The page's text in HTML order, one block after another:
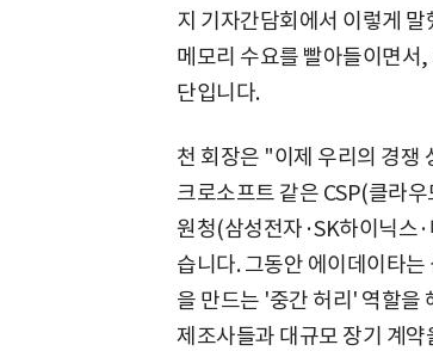
지 기자간담회에서 이렇게
메모리 수요를 빨아들이면서
단입니다.
천 회장은 "이제 우리의 경쟁
크로소프트 같은 CSP(클라
원청(삼성전자·SK하이닉스
습니다. 그동안 에이데이타
을 만드는 '중간 허리' 역할을
제조사들과 대규모 장기 계